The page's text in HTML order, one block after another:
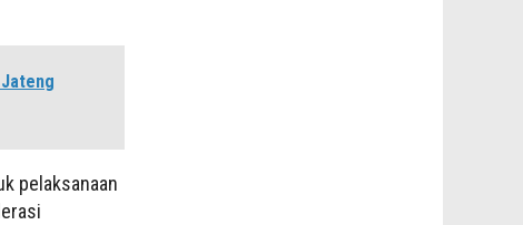
pelaksanaan